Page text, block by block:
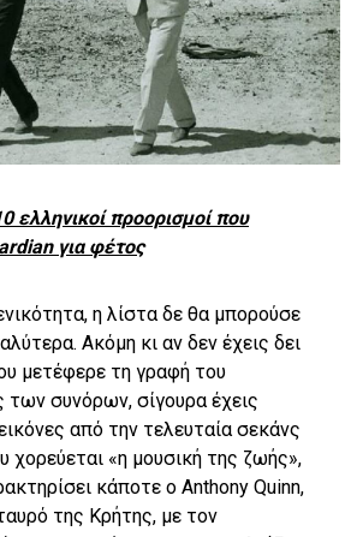
ελληνικοί προορισμοί που
για φέτος
η λίστα δε θα μπορούσε
Ακόμη κι αν δεν έχεις δει
μετέφερε τη γραφή του
των συνόρων, σίγουρα έχεις
από την τελευταία σεκάνς
χορεύεται «η μουσική της ζωής»,
κάποτε ο Anthony Quinn,
της Κρήτης, με τον